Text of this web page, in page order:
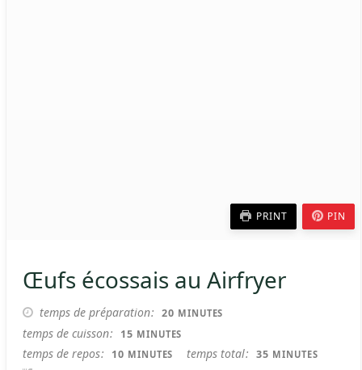
PRINT PIN
Œufs écossais au Airfryer
temps de préparation 20 MINUTES
MINUTES
temps de cuisson 15 MINUTES
MINUTES
temps de repos 10 MINUTES
MINUTES temps total 35 MINUTES
MINUTES